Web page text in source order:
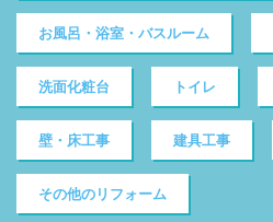
お風呂・浴室・バスルーム
洗面化粧台 トイレ
壁・床工事 建具工事
その他のリフォーム